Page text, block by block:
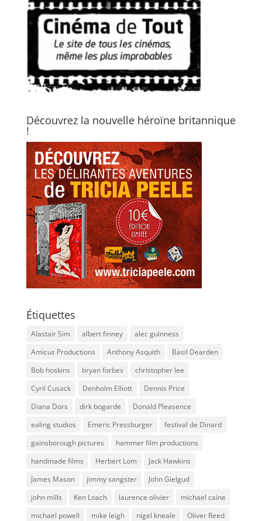
Découvrez la nouvelle héroïne britannique
!
Étiquettes
Alastair Sim albert finney
alec guinness
Amicus Productions
Anthony Asquith
Basil Dearden
Bob hoskins
bryan forbes
christopher lee
Cyril Cusack
Denholm Elliott
Dennis Price
Diana Dors
dirk bogarde
Donald Pleasence
ealing studios
Emeric Pressburger
festival de Dinard
gainsborough pictures
hammer film productions
handmade films
Herbert Lom
Jack Hawkins
James Mason
jimmy sangster
John Gielgud
john mills
Ken Loach laurence olivier
michael caine
michael powell
mike leigh nigel kneale
Oliver Reed